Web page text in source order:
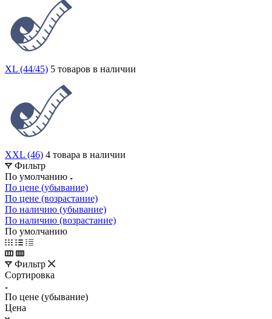
XL (44/45) 5 товаров в наличии
XXL (46) 4 товара в наличии
Фильтр
По умолчанию
По цене (убывание)
По цене (возрастание)
По наличию (убывание)
По наличию (возрастание)
По умолчанию
Фильтр
Сортировка
По цене (убывание)
Цена